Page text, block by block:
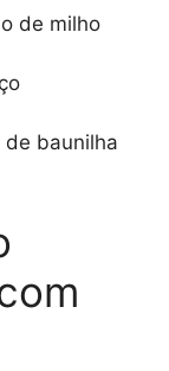
de milho
de baunilha